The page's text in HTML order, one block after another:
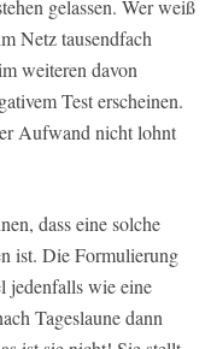
gelassen. Wer weiß
Netz tausendfach
weiteren davon
Test erscheinen.
Aufwand nicht lohnt
dass eine solche
ist. Die Formulierung
jedenfalls wie eine
Tageslaune dann